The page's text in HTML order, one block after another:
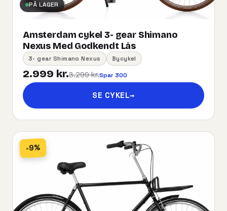
PÅ LAGER
Amsterdam cykel 3- gear Shimano
Nexus Med Godkendt Lås
3- gear Shimano Nexus Bycykel
2.999 kr.3.299 kr.Spar 300
SE CYKEL→
-9%